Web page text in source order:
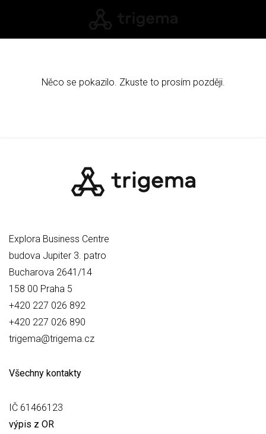
Něco se pokazilo. Zkuste to prosím později.
Explora Business Centre
budova Jupiter 3. patro
Bucharova 2641/14
158 00 Praha 5
+420 227 026 892
+420 227 026 890
trigema@trigema.cz
Všechny kontakty
IČ 61466123
výpis z OR